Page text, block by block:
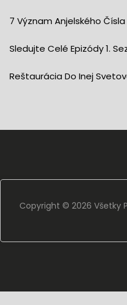
7 Význam Anjelského Čísla
Sledujte Celé Epizódy 1.
Reštaurácia Do Inej
Copyright © 2026 Všetky